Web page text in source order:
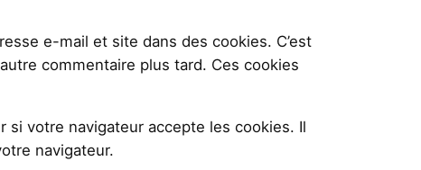
e-mail et site dans des cookies. C’est
commentaire plus tard. Ces cookies
si votre navigateur accepte les cookies. Il
navigateur.